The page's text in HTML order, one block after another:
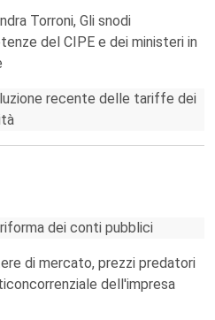
Torroni, Gli snodi
del CIPE e dei ministeri in
recente delle tariffe dei
dei conti pubblici
di mercato, prezzi predatori
dell'impresa